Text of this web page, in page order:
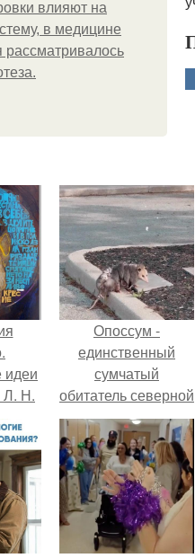
влияют на
в медицине
рассматривалось
идеи
Л. Н.
Опоссум -
единственный
сумчатый
обитатель северной
америки.